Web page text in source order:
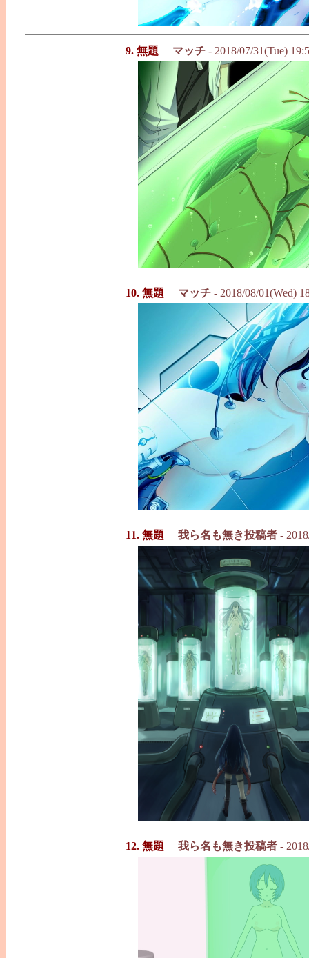
9. 無題 マッチ - 2018/07/31(Tue)
10. 無題 マッチ - 2018/08/01(Wed)
11. 無題 我ら名も無き投稿者 -
12. 無題 我ら名も無き投稿者 -